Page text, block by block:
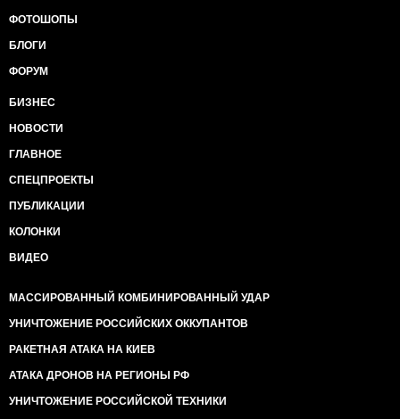
ФОТОШОПЫ
БЛОГИ
ФОРУМ
БИЗНЕС
НОВОСТИ
ГЛАВНОЕ
СПЕЦПРОЕКТЫ
ПУБЛИКАЦИИ
КОЛОНКИ
ВИДЕО
МАССИРОВАННЫЙ КОМБИНИРОВАННЫЙ УДАР
УНИЧТОЖЕНИЕ РОССИЙСКИХ ОККУПАНТОВ
РАКЕТНАЯ АТАКА НА КИЕВ
АТАКА ДРОНОВ НА РЕГИОНЫ РФ
УНИЧТОЖЕНИЕ РОССИЙСКОЙ ТЕХНИКИ